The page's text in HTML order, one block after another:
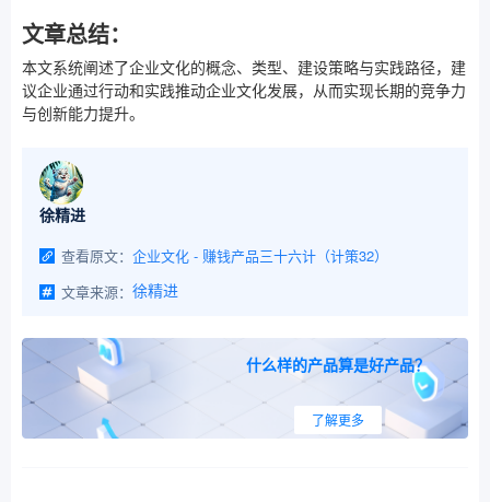
文章总结：
本文系统阐述了企业文化的概念、类型、建设策略与实践路径，建
议企业通过行动和实践推动企业文化发展，从而实现长期的竞争力
与创新能力提升。
徐精进
查看原文： 企业文化 - 赚钱产品三十六计（计策32）
文章来源： 徐精进
什么样的产品算是好产品？
了解更多